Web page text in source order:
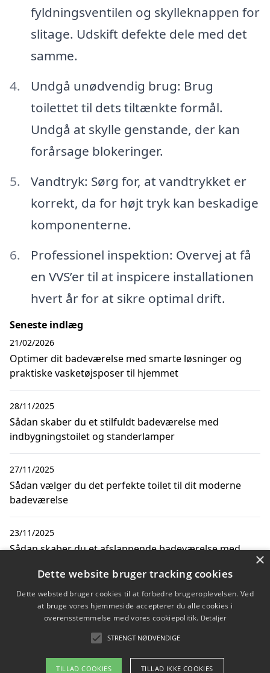
fyldningsventilen og skylleknappen for
slitage. Udskift defekte dele med det
samme.
Undgå unødvendig brug: Brug
toilettet til dets tiltænkte formål.
Undgå at skylle genstande, der kan
forårsage blokeringer.
Vandtryk: Sørg for, at vandtrykket er
korrekt, da for højt tryk kan beskadige
komponenterne.
Professionel inspektion: Overvej at få
en VVS’er til at inspicere installationen
hvert år for at sikre optimal drift.
Seneste indlæg
Optimer dit badeværelse med smarte løsninger og
praktiske vasketøjsposer til hjemmet
21/02/2026
Sådan skaber du et stilfuldt badeværelse med
indbygningstoilet og standerlamper
28/11/2025
Sådan vælger du det perfekte toilet til dit moderne
badeværelse
27/11/2025
Sådan skaber du et afslappende badeværelse med
23/11/2025
Sådan skaber du et moderne badeværelse med
strukturmaling og indbygningstoiletter
08/11/2025
×
Dette website bruger tracking cookies
Dette websted bruger cookies til at forbedre brugeroplevelsen. Ved
at bruge vores hjemmeside accepterer du alle cookies i
overensstemmelse med vores cookiepolitik. Detaljer
STRENGT NØDVENDIGE
TILLAD COOKIES TILLAD IKKE COOKIES